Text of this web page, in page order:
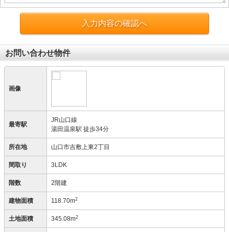
入力内容の確認へ
お問い合わせ物件
画像
最寄駅
JR山口線
湯田温泉駅 徒歩34分
所在地 山口市吉敷上東2丁目
間取り 3LDK
階数 2階建
建物面積 118.70m2
土地面積 345.08m2